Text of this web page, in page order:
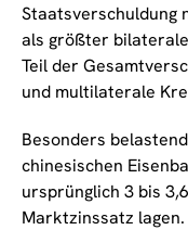
Staatsverschuldung
als größter
Teil der
und multilaterale
Besonders
chinesischen
ursprünglich 3 bis
Marktzinssatz